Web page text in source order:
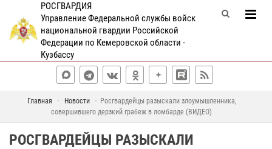
РОСГВАРДИЯ
Управление Федеральной службы войск
национальной гвардии Российской
Федерации по Кемеровской области -
Кузбассу
Главная Новости
Росгвардейцы разыскали злоумышленника,
совершившего дерзкий грабеж в ломбарде (ВИДЕО)
РОСГВАРДЕЙЦЫ РАЗЫСКАЛИ